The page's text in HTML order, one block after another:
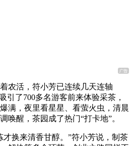
活，符小芳已连续几天连轴
引了700多名游客前来体验采茶，
满，夜里看星星、看萤火虫，清晨
唤醒，茶园成了热门“打卡地”。
换来清香甘醇。”符小芳说，制茶